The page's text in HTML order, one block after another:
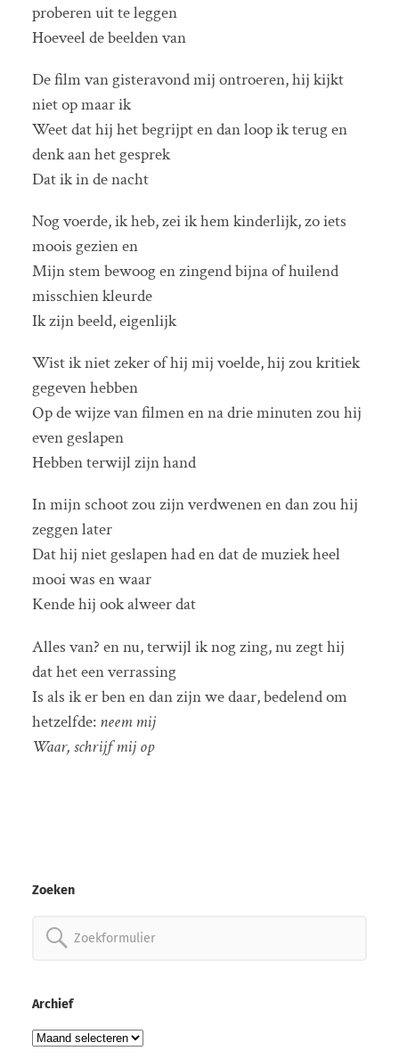
proberen uit te leggen
Hoeveel de beelden van
De film van gisteravond mij ontroeren, hij kijkt
niet op maar ik
Weet dat hij het begrijpt en dan loop ik terug en
denk aan het gesprek
Dat ik in de nacht
Nog voerde, ik heb, zei ik hem kinderlijk, zo iets
moois gezien en
Mijn stem bewoog en zingend bijna of huilend
misschien kleurde
Ik zijn beeld, eigenlijk
Wist ik niet zeker of hij mij voelde, hij zou kritiek
gegeven hebben
Op de wijze van filmen en na drie minuten zou hij
even geslapen
Hebben terwijl zijn hand
In mijn schoot zou zijn verdwenen en dan zou hij
zeggen later
Dat hij niet geslapen had en dat de muziek heel
mooi was en waar
Kende hij ook alweer dat
Alles van? en nu, terwijl ik nog zing, nu zegt hij
dat het een verrassing
Is als ik er ben en dan zijn we daar, bedelend om
hetzelfde:neem mij
Waar, schrijf mij op
Zoeken
Zoeken
Archief
Archief